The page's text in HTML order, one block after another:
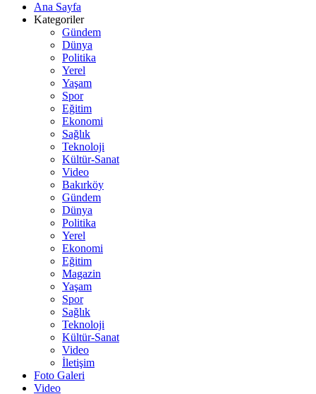
Ana Sayfa
Kategoriler
Gündem
Dünya
Politika
Yerel
Yaşam
Spor
Eğitim
Ekonomi
Sağlık
Teknoloji
Kültür-Sanat
Video
Bakırköy
Gündem
Dünya
Politika
Yerel
Ekonomi
Eğitim
Magazin
Yaşam
Spor
Sağlık
Teknoloji
Kültür-Sanat
Video
İletişim
Foto Galeri
Video